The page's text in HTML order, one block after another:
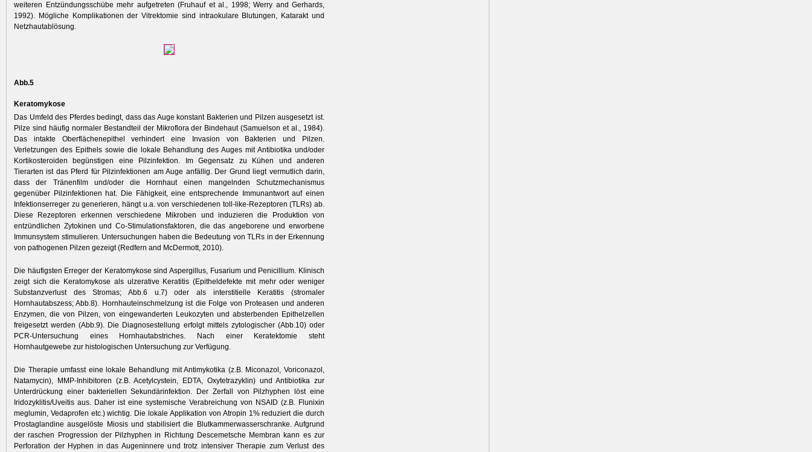
weiteren Entzündungsschübe mehr aufgetreten (Fruhauf et al., 1998; Werry and Gerhards,
1992). Mögliche Komplikationen der Vitrektomie sind intraokulare Blutungen, Katarakt und
Netzhautablösung.
Abb.5
Keratomykose
Das Umfeld des Pferdes bedingt, dass das Auge konstant Bakterien und Pilzen aus­gesetzt ist.
Pilze sind häufig normaler Bestandteil der Mikroflora der Bindehaut ­(Samuelson et al., 1984).
Das intakte Oberflächenepithel verhindert eine Invasion von Bakterien und Pilzen.
Verletzungen des Epithels sowie die lokale Behandlung des Auges mit Antibiotika und/oder
Kortikosteroiden begünstigen eine Pilzinfek­tion. Im Gegensatz zu Kühen und anderen
Tierarten ist das Pferd für Pilzinfektionen am Auge anfällig. Der Grund liegt vermutlich darin,
dass der Tränenfilm und/oder die Hornhaut einen mangelnden Schutzmechanismus
gegenüber Pilzinfektionen hat. Die Fähigkeit, eine entsprechende Immun­antwort auf einen
Infektionserreger zu generieren, hängt u.a. von verschiedenen toll-like-Rezeptoren (TLRs) ab.
Diese Rezeptoren erkennen verschiedene Mikroben und induzieren die Produktion von
entzündlichen Zytokinen und Co-Stimulations­faktoren, die das angeborene und erworbene
Immunsystem stimulieren. Untersuchungen haben die Bedeutung von TLRs in der Erkennung
von pathogenen Pilzen gezeigt (Redfern and McDermott, 2010).
Die häufigsten Erreger der Keratomykose sind Aspergillus, Fusarium und Penicillium. Klinisch
zeigt sich die Keratomykose als ­ulzerative Keratitis (Epitheldefekte mit mehr oder weniger
Substanzverlust des Stromas; Abb.6 u.7) oder als interstitielle Keratitis (stromaler
Hornhautabszess; Abb.8). Hornhauteinschmelzung ist die Folge von Proteasen und anderen
Enzymen, die von Pilzen, von eingewanderten Leukozyten und absterbenden Epithelzellen
freigesetzt werden (Abb.9). Die Diagnosestellung erfolgt mittels zytologischer (Abb.10) oder
PCR-Untersuchung eines Hornhautabstriches. Nach einer Keratektomie steht
Hornhautgewebe zur histologischen Untersuchung zur Verfügung.
Die Therapie umfasst eine lokale Behandlung mit Antimykotika (z.B. Miconazol, Voriconazol,
Natamycin), MMP-Inhibitoren (z.B. Acetylcystein, EDTA, Oxytetrazyklin) und Antibiotika zur
Unterdrückung einer bakteriellen Sekundärinfektion. Der Zerfall von Pilzhyphen löst eine
Iridozyklitis/Uveitis aus. Daher ist eine systemische Verabreichung von NSAID (z.B. Flunixin
meglumin, Vedaprofen etc.) wichtig. Die lokale Applikation von Atropin 1% reduziert die durch
Prostaglandine ausgelöste Miosis und stabilisiert die Blutkammerwasserschranke. Aufgrund
der raschen Progression der Pilzhyphen in Richtung Descemetsche Membran kann es zur
Perforation der Hyphen in das Augeninnere und trotz intensiver Therapie zum Verlust des